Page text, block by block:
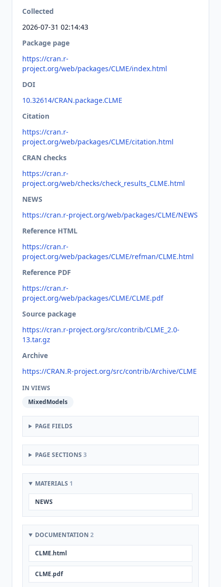
Collected
2026-07-31 02:14:43
Package page
https://cran.r-
project.org/web/packages/CLME/index.html
DOI
10.32614/CRAN.package.CLME
Citation
https://cran.r-
project.org/web/packages/CLME/citation.html
CRAN checks
https://cran.r-
project.org/web/checks/check_results_CLME.html
NEWS
https://cran.r-project.org/web/packages/CLME/NEWS
Reference HTML
https://cran.r-
project.org/web/packages/CLME/refman/CLME.html
Reference PDF
https://cran.r-
project.org/web/packages/CLME/CLME.pdf
Source package
https://cran.r-project.org/src/contrib/CLME_2.0-
13.tar.gz
Archive
https://CRAN.R-project.org/src/contrib/Archive/CLME
IN VIEWS
MixedModels
PAGE FIELDS
PAGE SECTIONS 3
MATERIALS 1
NEWS
DOCUMENTATION 2
CLME.html
CLME.pdf